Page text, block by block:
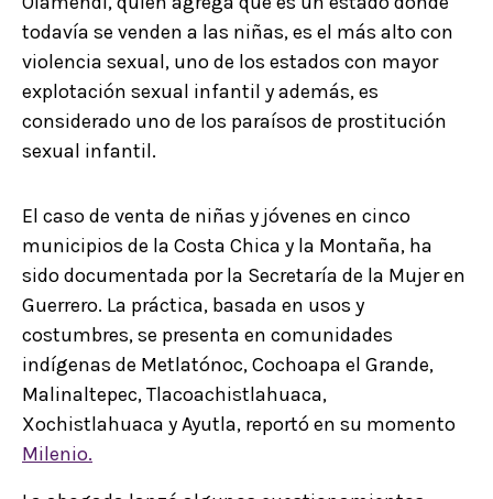
todavía se venden a las niñas, es el más alto con
violencia sexual, uno de los estados con mayor
explotación sexual infantil y además, es
considerado uno de los paraísos de prostitución
sexual infantil.
El caso de venta de niñas y jóvenes en cinco
municipios de la Costa Chica y la Montaña, ha
sido documentada por la Secretaría de la Mujer en
Guerrero. La práctica, basada en usos y
costumbres, se presenta en comunidades
indígenas de Metlatónoc, Cochoapa el Grande,
Malinaltepec, Tlacoachistlahuaca,
Xochistlahuaca y Ayutla, reportó en su momento
Milenio.